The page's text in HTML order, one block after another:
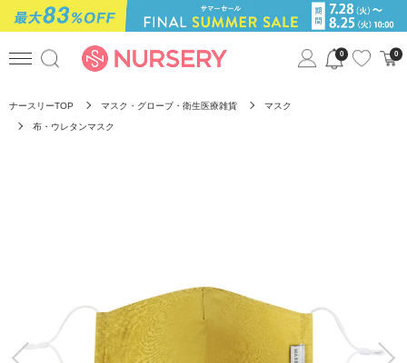
0 0
ナースリーTOP マスク・グローブ・衛生医療雑貨 マスク
布・ウレタンマスク